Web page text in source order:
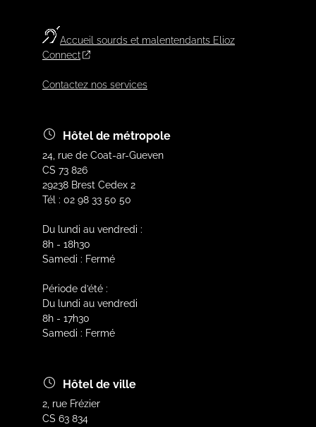
Accueil sourds et malentendants Elioz
Connect
Contactez nos services
Hôtel de métropole
24, rue de Coat-ar-Gueven
CS 73 826
29238 Brest Cedex 2
Tél : 02 98 33 50 50
Du lundi au vendredi :
8h - 18h30
Samedi : Fermé
Période d’été :
Du lundi au vendredi
8h - 17h30
Samedi : Fermé
Hôtel de ville
2, rue Frézier
CS 63 834